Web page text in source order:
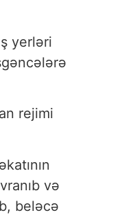
yerləri
rejimi
və
beləcə